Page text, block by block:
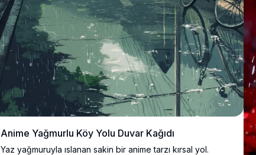
Anime Yağmurlu Köy Yolu Duvar Kağıdı
Yaz yağmuruyla ıslanan sakin bir anime tarzı kırsal yol.